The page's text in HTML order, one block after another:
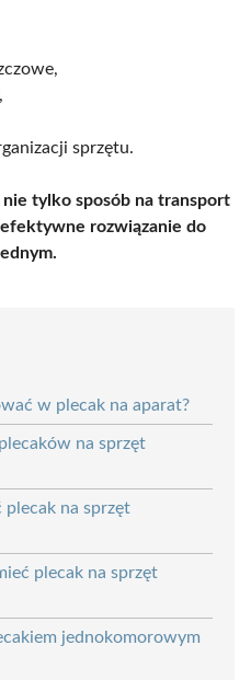
sprzętu.
tylko sposób na transport
rozwiązanie do
w plecak na aparat?
na sprzęt
plecak na sprzęt
plecak na sprzęt
jednokomorowym